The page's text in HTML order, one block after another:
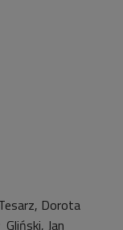
Dorota
Jan